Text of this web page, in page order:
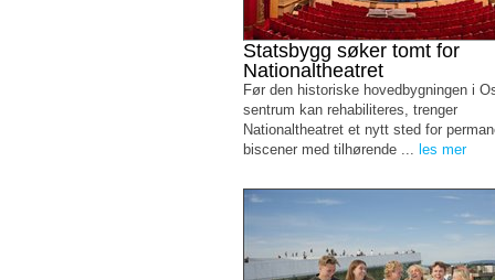
Statsbygg søker tomt for
Nationaltheatret
Før den historiske hovedbygningen i
sentrum kan rehabiliteres, trenger
Nationaltheatret et nytt sted for
biscener med tilhørende ... les mer